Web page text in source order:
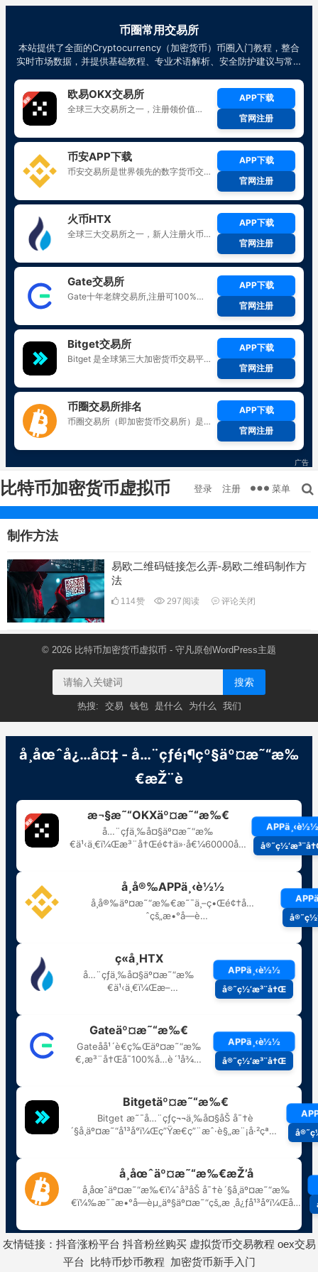
比特币加密货币虚拟币 登录 注册 菜单
制作方法
易欧二维码链接怎么弄-易欧二维码制作方
法
114赞 297 阅读 评论关闭
© 2026 比特币加密货币虚拟币 - 守凡原创 WordPress主题
搜索
热搜: 交易 钱包 是什么 为什么 我们
友情链接： 抖音涨粉平台 抖音粉丝购买 虚拟货币交易教程 oex交易
平台
比特币炒币教程 加密货币新手入门